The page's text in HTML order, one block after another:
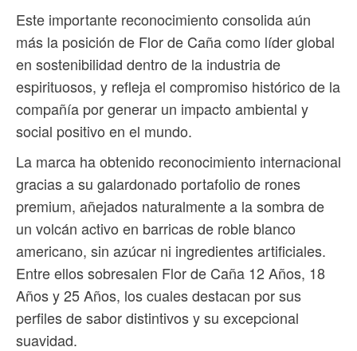
Este importante reconocimiento consolida aún
más la posición de Flor de Caña como líder global
en sostenibilidad dentro de la industria de
espirituosos, y refleja el compromiso histórico de la
compañía por generar un impacto ambiental y
social positivo en el mundo.
La marca ha obtenido reconocimiento internacional
gracias a su galardonado portafolio de rones
premium, añejados naturalmente a la sombra de
un volcán activo en barricas de roble blanco
americano, sin azúcar ni ingredientes artificiales.
Entre ellos sobresalen Flor de Caña 12 Años, 18
Años y 25 Años, los cuales destacan por sus
perfiles de sabor distintivos y su excepcional
suavidad.